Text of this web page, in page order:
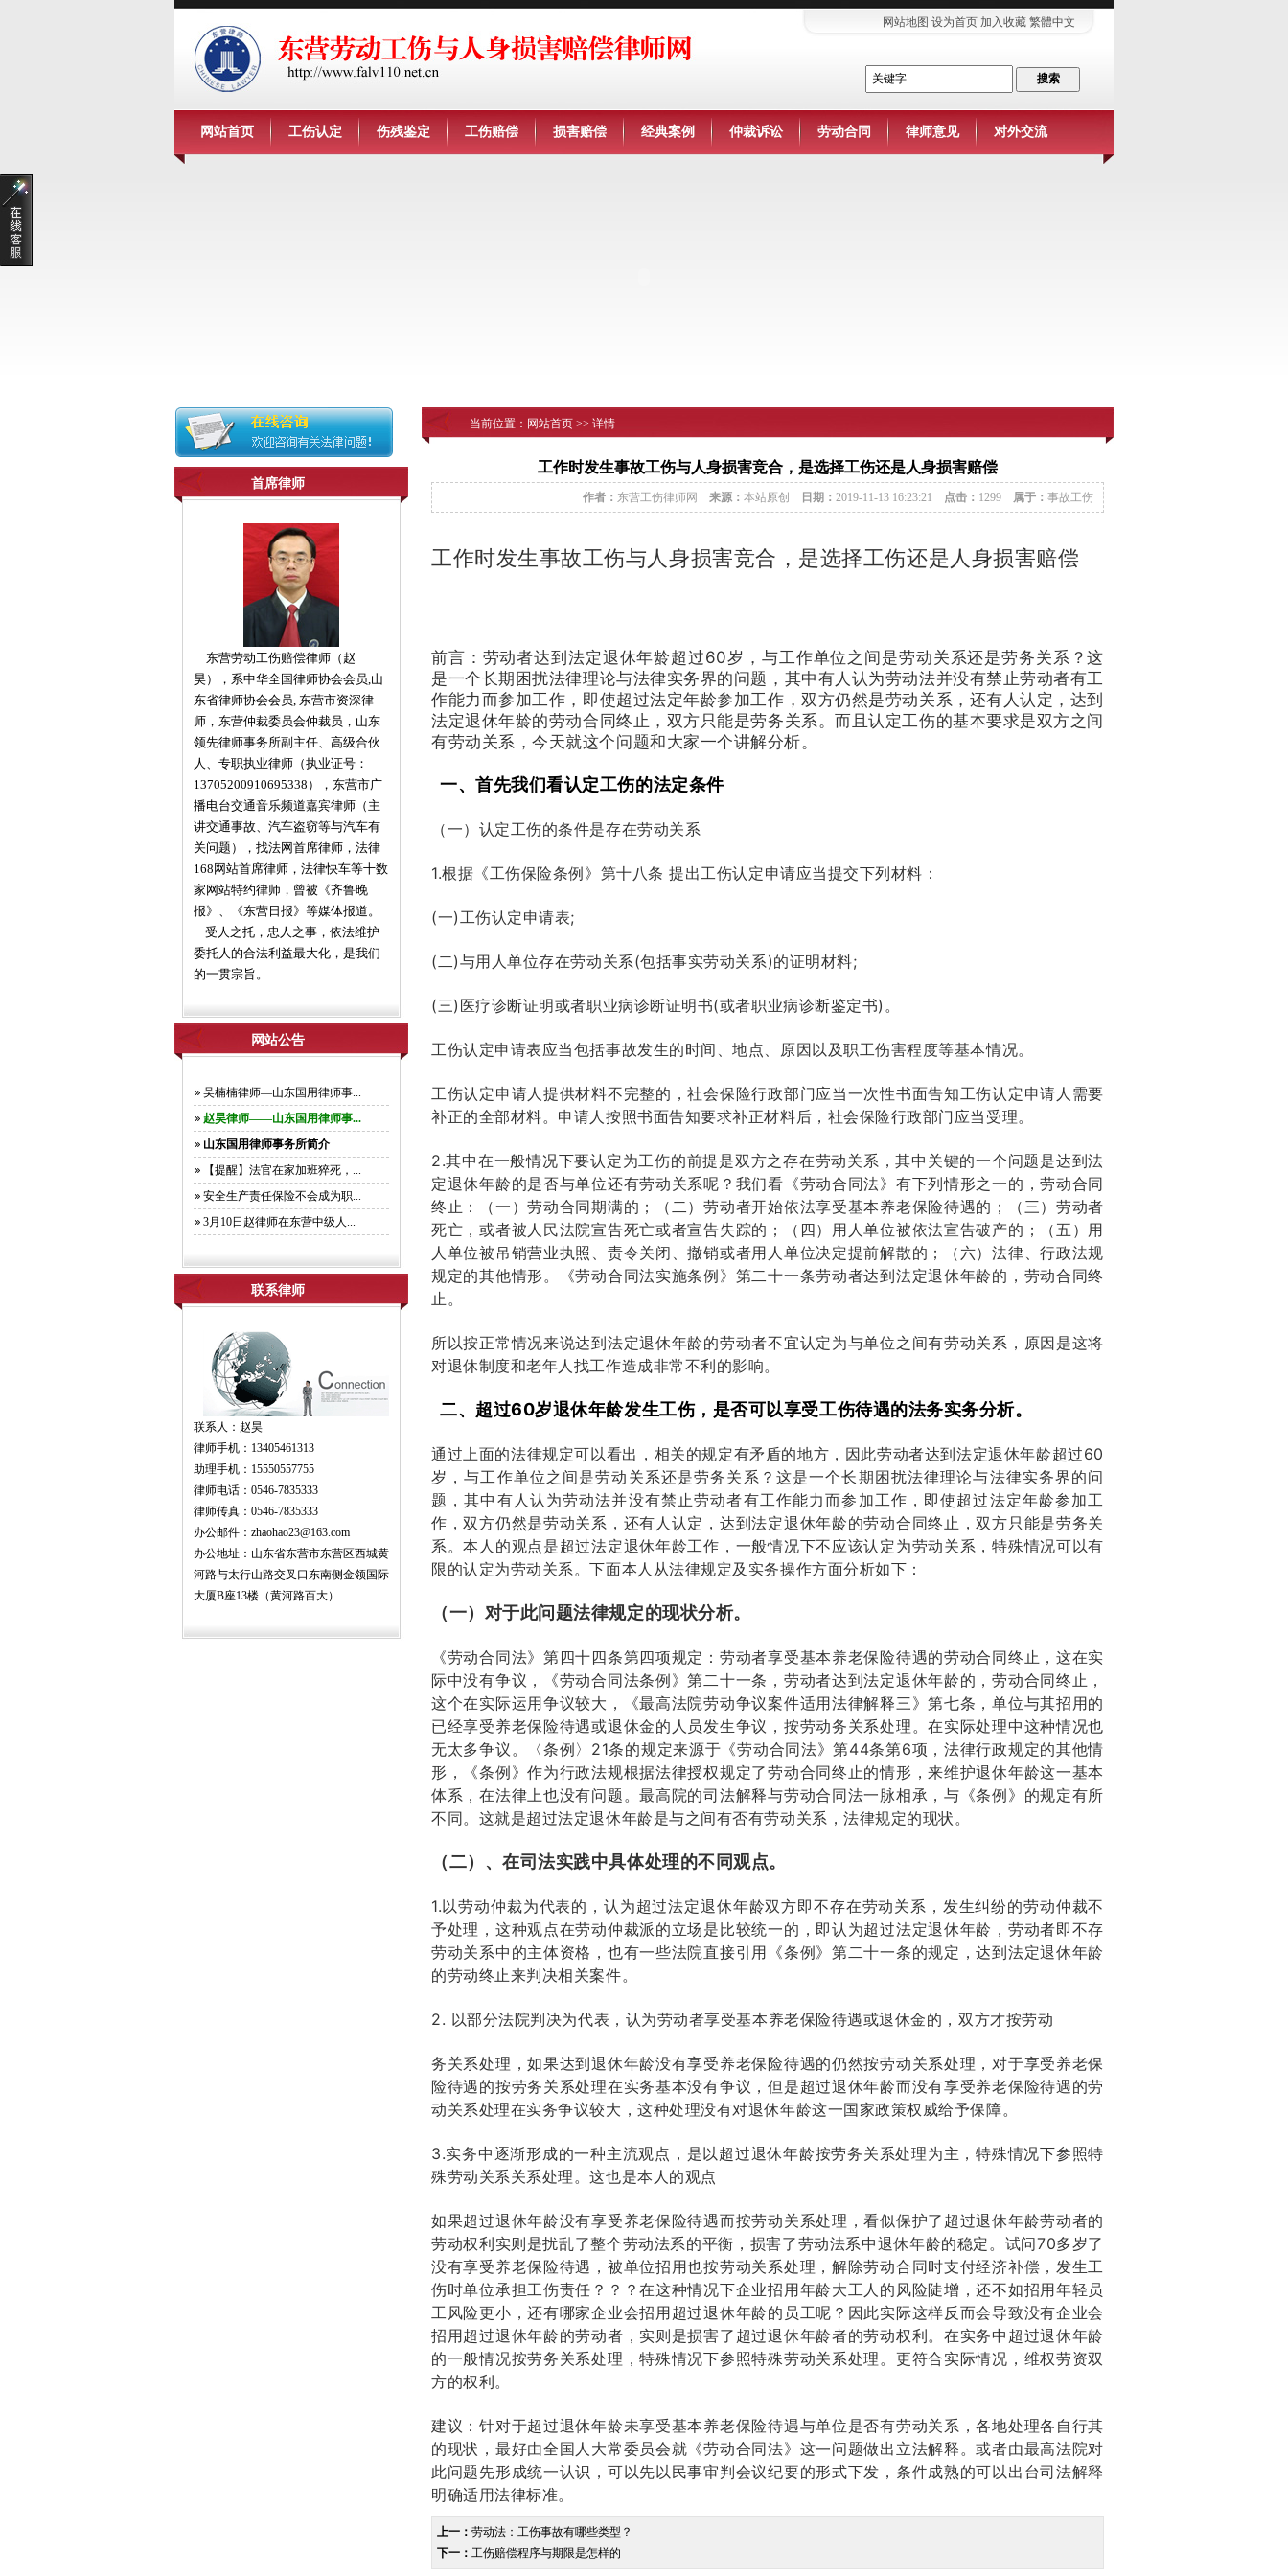
网站地图 设为首页 加入收藏 繁體中文
网站首页 工伤认定 伤残鉴定 工伤赔偿 损害赔偿 经典案例 仲裁诉讼 劳动合同 律师意见 对外交流
首席律师
东营劳动工伤赔偿律师（赵
昊），系中华全国律师协会会员,山
东省律师协会会员, 东营市资深律
师，东营仲裁委员会仲裁员，山东
领先律师事务所副主任、高级合伙
人、专职执业律师（执业证号：
13705200910695338），东营市广
播电台交通音乐频道嘉宾律师（主
讲交通事故、汽车盗窃等与汽车有
关问题），找法网首席律师，法律
168网站首席律师，法律快车等十数
家网站特约律师，曾被《齐鲁晚
报》、《东营日报》等媒体报道。
受人之托，忠人之事，依法维护
委托人的合法利益最大化，是我们
的一贯宗旨。
网站公告
吴楠楠律师—山东国用律师事...
赵昊律师——山东国用律师事...
山东国用律师事务所简介
【提醒】法官在家加班猝死，...
安全生产责任保险不会成为职...
3月10日赵律师在东营中级人...
联系律师
联系人：赵昊
律师手机：13405461313
助理手机：15550557755
律师电话：0546-7835333
律师传真：0546-7835333
办公邮件：zhaohao23@163.com
办公地址：山东省东营市东营区西城黄
河路与太行山路交叉口东南侧金领国际
大厦B座13楼（黄河路百大）
当前位置： 网站首页 >> 详情
工作时发生事故工伤与人身损害竞合，是选择工伤还是人身损害赔偿
作者： 东营工伤律师网 来源： 本站原创 日期： 2019-11-13 16:23:21 点击： 1299 属于： 事故工伤
工作时发生事故工伤与人身损害竞合，是选择工伤还是人身损害赔偿
前言：劳动者达到法定退休年龄超过60岁，与工作单位之间是劳动关系还是劳务关系？这
是一个长期困扰法律理论与法律实务界的问题，其中有人认为劳动法并没有禁止劳动者有工
作能力而参加工作，即使超过法定年龄参加工作，双方仍然是劳动关系，还有人认定，达到
法定退休年龄的劳动合同终止，双方只能是劳务关系。而且认定工伤的基本要求是双方之间
有劳动关系，今天就这个问题和大家一个讲解分析。
一、首先我们看认定工伤的法定条件
（一）认定工伤的条件是存在劳动关系
1.根据《工伤保险条例》第十八条 提出工伤认定申请应当提交下列材料：
(一)工伤认定申请表;
(二)与用人单位存在劳动关系(包括事实劳动关系)的证明材料;
(三)医疗诊断证明或者职业病诊断证明书(或者职业病诊断鉴定书)。
工伤认定申请表应当包括事故发生的时间、地点、原因以及职工伤害程度等基本情况。
工伤认定申请人提供材料不完整的，社会保险行政部门应当一次性书面告知工伤认定申请人需要
补正的全部材料。申请人按照书面告知要求补正材料后，社会保险行政部门应当受理。
2.其中在一般情况下要认定为工伤的前提是双方之存在劳动关系，其中关键的一个问题是达到法
定退休年龄的是否与单位还有劳动关系呢？我们看《劳动合同法》有下列情形之一的，劳动合同
终止：（一）劳动合同期满的；（二）劳动者开始依法享受基本养老保险待遇的；（三）劳动者
死亡，或者被人民法院宣告死亡或者宣告失踪的；（四）用人单位被依法宣告破产的；（五）用
人单位被吊销营业执照、责令关闭、撤销或者用人单位决定提前解散的；（六）法律、行政法规
规定的其他情形。《劳动合同法实施条例》第二十一条劳动者达到法定退休年龄的，劳动合同终
止。
所以按正常情况来说达到法定退休年龄的劳动者不宜认定为与单位之间有劳动关系，原因是这将
对退休制度和老年人找工作造成非常不利的影响。
二、超过60岁退休年龄发生工伤，是否可以享受工伤待遇的法务实务分析。
通过上面的法律规定可以看出，相关的规定有矛盾的地方，因此劳动者达到法定退休年龄超过60
岁，与工作单位之间是劳动关系还是劳务关系？这是一个长期困扰法律理论与法律实务界的问
题，其中有人认为劳动法并没有禁止劳动者有工作能力而参加工作，即使超过法定年龄参加工
作，双方仍然是劳动关系，还有人认定，达到法定退休年龄的劳动合同终止，双方只能是劳务关
系。本人的观点是超过法定退休年龄工作，一般情况下不应该认定为劳动关系，特殊情况可以有
限的认定为劳动关系。下面本人从法律规定及实务操作方面分析如下：
（一）对于此问题法律规定的现状分析。
《劳动合同法》第四十四条第四项规定：劳动者享受基本养老保险待遇的劳动合同终止，这在实
际中没有争议，《劳动合同法条例》第二十一条，劳动者达到法定退休年龄的，劳动合同终止，
这个在实际运用争议较大，《最高法院劳动争议案件适用法律解释三》第七条，单位与其招用的
已经享受养老保险待遇或退休金的人员发生争议，按劳动务关系处理。在实际处理中这种情况也
无太多争议。〈条例〉21条的规定来源于《劳动合同法》第44条第6项，法律行政规定的其他情
形，《条例》作为行政法规根据法律授权规定了劳动合同终止的情形，来维护退休年龄这一基本
体系，在法律上也没有问题。最高院的司法解释与劳动合同法一脉相承，与《条例》的规定有所
不同。这就是超过法定退休年龄是与之间有否有劳动关系，法律规定的现状。
（二）、在司法实践中具体处理的不同观点。
1.以劳动仲裁为代表的，认为超过法定退休年龄双方即不存在劳动关系，发生纠纷的劳动仲裁不
予处理，这种观点在劳动仲裁派的立场是比较统一的，即认为超过法定退休年龄，劳动者即不存
劳动关系中的主体资格，也有一些法院直接引用《条例》第二十一条的规定，达到法定退休年龄
的劳动终止来判决相关案件。
2. 以部分法院判决为代表，认为劳动者享受基本养老保险待遇或退休金的，双方才按劳动
务关系处理，如果达到退休年龄没有享受养老保险待遇的仍然按劳动关系处理，对于享受养老保
险待遇的按劳务关系处理在实务基本没有争议，但是超过退休年龄而没有享受养老保险待遇的劳
动关系处理在实务争议较大，这种处理没有对退休年龄这一国家政策权威给予保障。
3.实务中逐渐形成的一种主流观点，是以超过退休年龄按劳务关系处理为主，特殊情况下参照特
殊劳动关系关系处理。这也是本人的观点
如果超过退休年龄没有享受养老保险待遇而按劳动关系处理，看似保护了超过退休年龄劳动者的
劳动权利实则是扰乱了整个劳动法系的平衡，损害了劳动法系中退休年龄的稳定。试问70多岁了
没有享受养老保险待遇，被单位招用也按劳动关系处理，解除劳动合同时支付经济补偿，发生工
伤时单位承担工伤责任？？？在这种情况下企业招用年龄大工人的风险陡增，还不如招用年轻员
工风险更小，还有哪家企业会招用超过退休年龄的员工呢？因此实际这样反而会导致没有企业会
招用超过退休年龄的劳动者，实则是损害了超过退休年龄者的劳动权利。在实务中超过退休年龄
的一般情况按劳务关系处理，特殊情况下参照特殊劳动关系处理。更符合实际情况，维权劳资双
方的权利。
建议：针对于超过退休年龄未享受基本养老保险待遇与单位是否有劳动关系，各地处理各自行其
的现状，最好由全国人大常委员会就《劳动合同法》这一问题做出立法解释。或者由最高法院对
此问题先形成统一认识，可以先以民事审判会议纪要的形式下发，条件成熟的可以出台司法解释
明确适用法律标准。
上一： 劳动法：工伤事故有哪些类型？
下一： 工伤赔偿程序与期限是怎样的